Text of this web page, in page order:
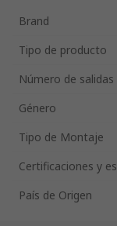
Brand
Tipo de producto
Número de salidas
Género
Tipo de Montaje
Certificaciones y
País de Origen